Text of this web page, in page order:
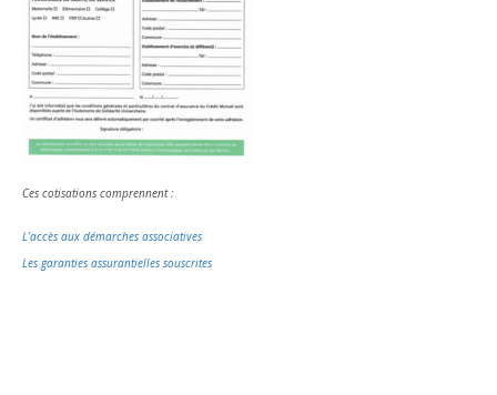
Ces cotisations comprennent :
L’accès aux démarches associatives
Les garanties assurantielles souscrites